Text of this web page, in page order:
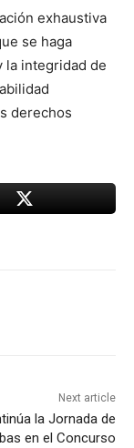
exhaustiva
se haga
la integridad de
derechos
Next article
la Jornada de
en el Concurso